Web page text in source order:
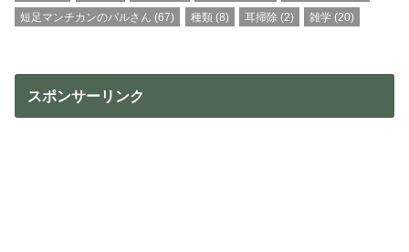
短足マンチカンのパルさん (67) 種類(8) 耳掃除 (2) 雑学 (20)
スポンサーリンク